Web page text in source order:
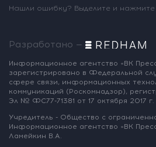
Нашли ошибку? Выделите и нажмите
Разработано —
Информационное агентство «ВК
зарегистрировано в Федеральной
сфере связи, информационных
коммуникаций (Роскомнадзор),
Эл № ФС77-71381 от 17 октября 2017 г.
Учредитель - Общество с
Информационное агентство «ВК
Ламейкин В.А.